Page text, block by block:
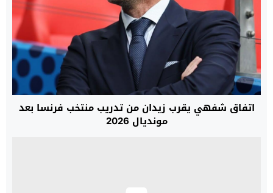
اتفاق شفهي يقرب زيدان من تدريب منتخب فرنسا بعد
مونديال 2026